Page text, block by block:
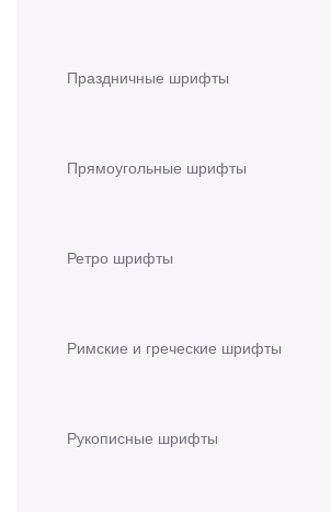
Праздничные шрифты
Прямоугольные шрифты
Ретро шрифты
Римские и греческие шрифты
Рукописные шрифты